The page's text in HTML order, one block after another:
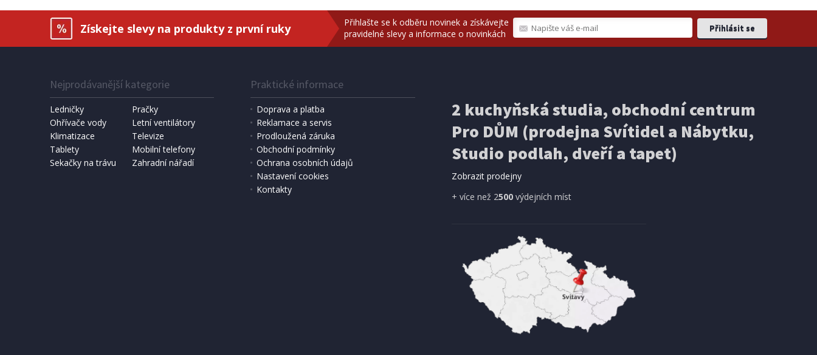
Získejte slevy na produkty z první ruky
Přihlašte se k odběru novinek a získávejte
pravidelné slevy a informace o novinkách
Nejprodávanější kategorie
Ledničky
Pračky
Ohřívače vody
Letní ventilátory
Klimatizace
Televize
Tablety
Mobilní telefony
Sekačky na trávu
Zahradní nářadí
Praktické informace
Doprava a platba
Reklamace a servis
Prodloužená záruka
Obchodní podmínky
Ochrana osobních údajů
Nastavení cookies
Kontakty
2 kuchyňská studia, obchodní centrum
Pro DŮM (prodejna Svítidel a Nábytku,
Studio podlah, dveří a tapet)
Zobrazit prodejny
+ více než 2500výdejních míst